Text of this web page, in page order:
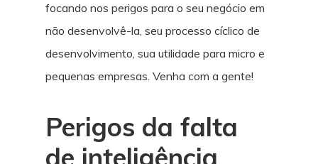
focando nos perigos para o seu negócio em
não desenvolvê-la, seu processo cíclico de
desenvolvimento, sua utilidade para micro e
pequenas empresas. Venha com a gente!
Perigos da falta
de inteligência